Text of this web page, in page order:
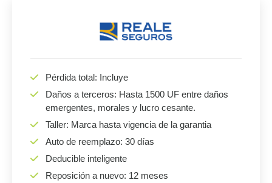
Pérdida total: Incluye
Daños a terceros: Hasta 1500 UF entre daños
emergentes, morales y lucro cesante.
Taller: Marca hasta vigencia de la garantia
Auto de reemplazo: 30 días
Deducible inteligente
Reposición a nuevo: 12 meses